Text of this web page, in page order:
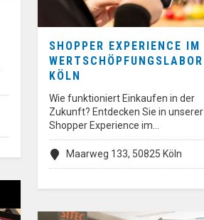
SHOPPER EXPERIENCE IM
WERTSCHÖPFUNGSLABOR
KÖLN
Wie funktioniert Einkaufen in der
Zukunft? Entdecken Sie in unserer
Shopper Experience im…
Maarweg 133, 50825 Köln